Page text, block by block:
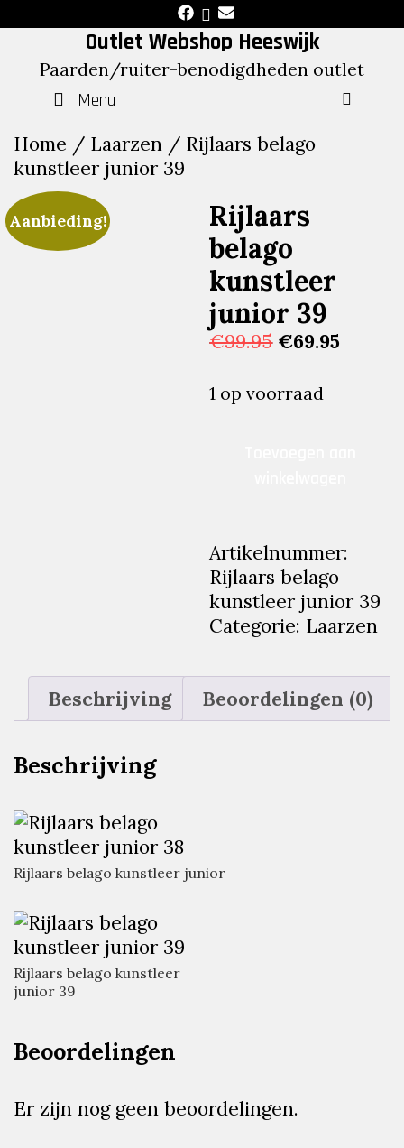
to
content
Outlet Webshop Heeswijk
Paarden/ruiter-benodigdheden outlet
Menu
Home / Laarzen / Rijlaars belago
kunstleer junior 39
Aanbieding!
Rijlaars
belago
kunstleer
junior 39
€99.95
was:
€69.95
1 op voorraad
39
aantal
Artikelnummer:
Rijlaars belago
kunstleer junior 39
Categorie: Laarzen
Beschrijving Beoordelingen (0)
Beschrijving
Rijlaars belago kunstleer junior
Rijlaars belago kunstleer
junior 39
Beoordelingen
Er zijn nog geen beoordelingen.